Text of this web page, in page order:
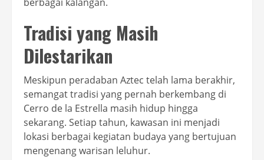
Tradisi yang Masih
Dilestarikan
Meskipun peradaban Aztec telah lama berakhir,
semangat tradisi yang pernah berkembang di
Cerro de la Estrella masih hidup hingga
sekarang. Setiap tahun, kawasan ini menjadi
lokasi berbagai kegiatan budaya yang bertujuan
mengenang warisan leluhur.